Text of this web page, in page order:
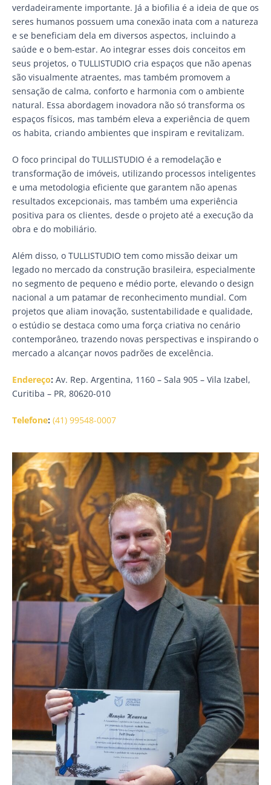
verdadeiramente importante. Já a biofilia é a ideia de que os
seres humanos possuem uma conexão inata com a natureza
e se beneficiam dela em diversos aspectos, incluindo a
saúde e o bem-estar. Ao integrar esses dois conceitos em
seus projetos, o TULLISTUDIO cria espaços que não apenas
são visualmente atraentes, mas também promovem a
sensação de calma, conforto e harmonia com o ambiente
natural. Essa abordagem inovadora não só transforma os
espaços físicos, mas também eleva a experiência de quem
os habita, criando ambientes que inspiram e revitalizam.
O foco principal do TULLISTUDIO é a remodelação e
transformação de imóveis, utilizando processos inteligentes
e uma metodologia eficiente que garantem não apenas
resultados excepcionais, mas também uma experiência
positiva para os clientes, desde o projeto até a execução da
obra e do mobiliário.
Além disso, o TULLISTUDIO tem como missão deixar um
legado no mercado da construção brasileira, especialmente
no segmento de pequeno e médio porte, elevando o design
nacional a um patamar de reconhecimento mundial. Com
projetos que aliam inovação, sustentabilidade e qualidade,
o estúdio se destaca como uma força criativa no cenário
contemporâneo, trazendo novas perspectivas e inspirando o
mercado a alcançar novos padrões de excelência.
Endereço: Av. Rep. Argentina, 1160 – Sala 905 – Vila Izabel,
Curitiba – PR, 80620-010
Telefone: (41) 99548-0007